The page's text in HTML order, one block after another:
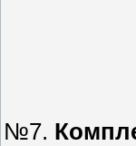
№7.